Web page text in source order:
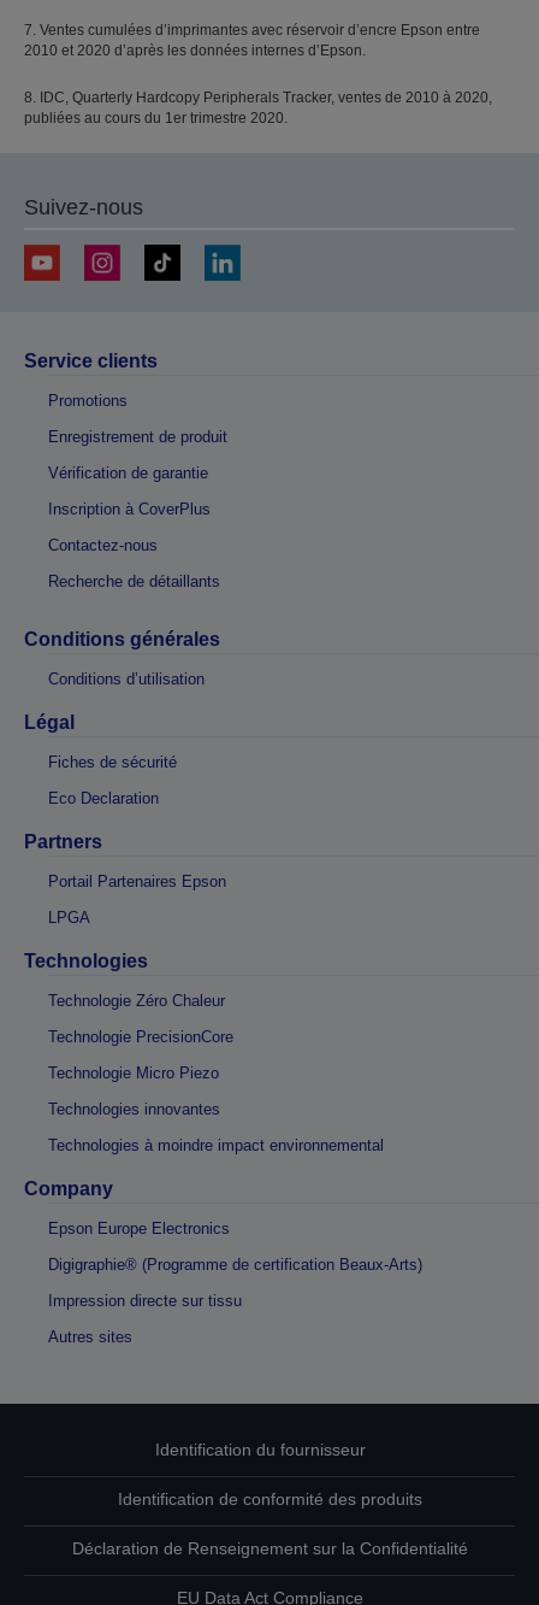
7. Ventes cumulées d’imprimantes avec réservoir d’encre Epson entre
2010 et 2020 d’après les données internes d’Epson.
8. IDC, Quarterly Hardcopy Peripherals Tracker, ventes de 2010 à 2020,
publiées au cours du 1er trimestre 2020.
Suivez-nous
Service clients
Promotions
Enregistrement de produit
Vérification de garantie
Inscription à CoverPlus
Contactez-nous
Recherche de détaillants
Conditions générales
Conditions d’utilisation
Légal
Fiches de sécurité
Eco Declaration
Partners
Portail Partenaires Epson
LPGA
Technologies
Technologie Zéro Chaleur
Technologie PrecisionCore
Technologie Micro Piezo
Technologies innovantes
Technologies à moindre impact environnemental
Company
Epson Europe Electronics
Digigraphie® (Programme de certification Beaux-Arts)
Impression directe sur tissu
Autres sites
Identification du fournisseur
Identification de conformité des produits
Déclaration de Renseignement sur la Confidentialité
EU Data Act Compliance